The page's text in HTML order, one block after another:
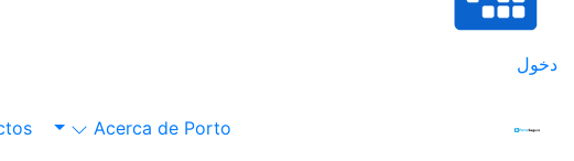
دخول
Acerca de Porto